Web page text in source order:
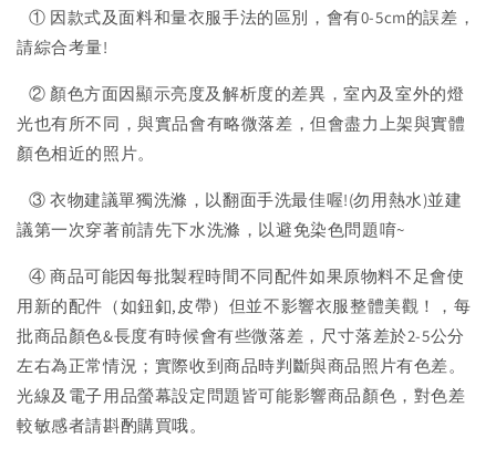
① 因款式及面料和量衣服手法的區別，會有0-5cm的誤差，
請綜合考量!
② 顏色方面因顯示亮度及解析度的差異，室內及室外的燈
光也有所不同，與實品會有略微落差，但會盡力上架與實體
顏色相近的照片。
③ 衣物建議單獨洗滌，以翻面手洗最佳喔!(勿用熱水)並建
議第一次穿著前請先下水洗滌，以避免染色問題唷~
④ 商品可能因每批製程時間不同配件如果原物料不足會使
用新的配件（如鈕釦,皮帶）但並不影響衣服整體美觀！，每
批商品顏色&長度有時候會有些微落差，尺寸落差於2-5公分
左右為正常情況；實際收到商品時判斷與商品照片有色差。
光線及電子用品螢幕設定問題皆可能影響商品顏色，對色差
較敏感者請斟酌購買哦。